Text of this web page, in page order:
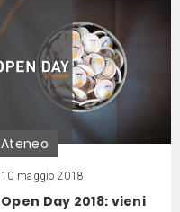
Ateneo
10 maggio 2018
Open Day 2018: vieni